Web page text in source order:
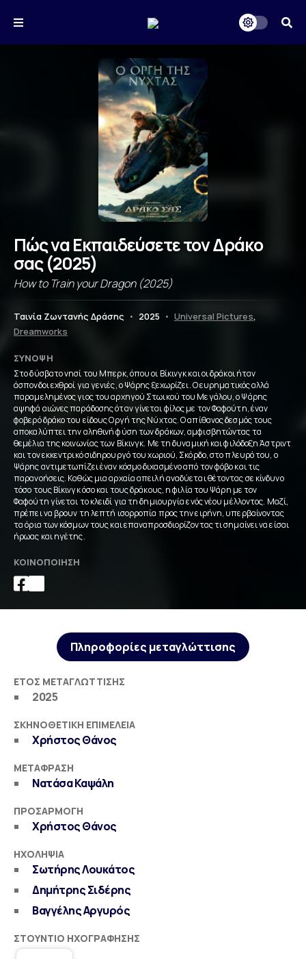
Πώς να Εκπαιδεύσετε τον Δράκο
σας (2025)
How to Train your Dragon (2025)
Ταινία Ζωντανής Δράσης • 2025 • Universal Pictures,
Dreamworks
ΣΎΝΟΨΗ
Στο δύσβατο νησί του Μπερκ, όπου οι Βίκινγκ και οι δράκοι ήταν
άσπονδοι εχθροί για γενιές, ο Ψάρης ξεχωρίζει. Ο ευρηματικός αλλά
παραμελημένος γιος του αρχηγού Στωικού του Μεγάλου, ο Ψάρης
αψηφά αιώνες παράδοσης όταν γίνεται φίλος με τον Φαφούτη, έναν
φοβερό δράκο του είδους Οργή της Νύχτας. Ο απίθανος δεσμός τους
αποκαλύπτει την αληθινή φύση των δράκων, αμφισβητώντας τα
θεμέλια της κοινωνίας των Βίκινγκ. Με τη δυναμική και φιλόδοξη Άστριντ
και τον εκκεντρικό σιδηρουργό του χωριού, Σκόρδο, στο πλευρό του, ο
Ψάρης αντιμετωπίζει έναν κόσμο διχασμένο από τον φόβο και τις
παρανοήσεις. Καθώς μια αρχαία απειλή αναδύεται θέτοντας σε κίνδυνο
τόσο τους Βίκινγκ όσο και τους δράκους, η φιλία του Ψάρη με τον
Φαφούτη γίνεται το κλειδί για τη δημιουργία ενός νέου μέλλοντος. Μαζί,
πρέπει να βρουν τη λεπτή ισορροπία προς την ειρήνη, υπερβαίνοντας
τα όρια των κόσμων τους και επαναπροσδιορίζοντας τι σημαίνει να είσαι
ήρωας και ηγέτης.
ΚΟΙΝΟΠΟΊΗΣΗ
Πληροφορίες μεταγλώττισης
ΈΤΟΣ ΜΕΤΑΓΛΏΤΤΙΣΗΣ
2025
ΣΚΗΝΟΘΕΤΙΚΉ ΕΠΙΜΈΛΕΙΑ
Χρήστος Θάνος
ΜΕΤΆΦΡΑΣΗ
Νατάσα Καψάλη
ΠΡΟΣΑΡΜΟΓΉ
Χρήστος Θάνος
ΗΧΟΛΗΨΊΑ
Σωτήρης Λουκάτος
Δημήτρης Σιδέρης
Βαγγέλης Αργυρός
ΣΤΟΎΝΤΙΟ ΗΧΟΓΡΆΦΗΣΗΣ